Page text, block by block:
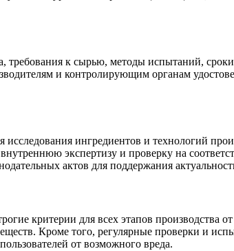
к сырью, методы испытаний,
и контролирующим органам
исследования ингредиентов и технологий
экспертизу и проверку на
актов для поддержания
критерии для всех этапов производства
Кроме того, регулярные проверки и
от возможного вреда.